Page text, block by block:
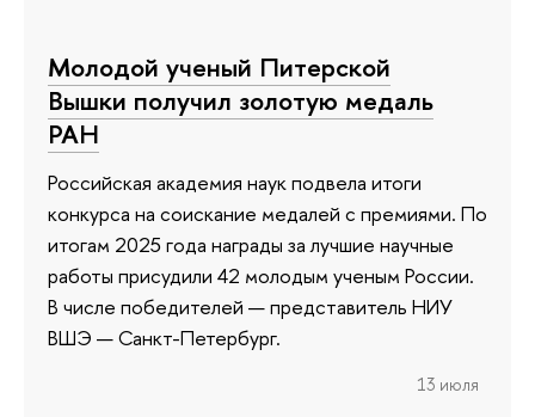
Молодой ученый Питерской
Вышки получил золотую медаль
РАН
Российская академия наук подвела итоги
конкурса на соискание медалей с премиями. По
итогам 2025 года награды за лучшие научные
работы присудили 42 молодым ученым России.
В числе победителей — представитель НИУ
ВШЭ — Санкт-Петербург.
13 июля